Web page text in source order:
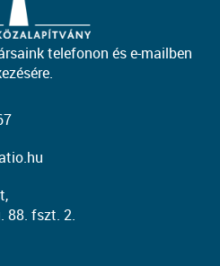
telefonon és e-mailben
88. fszt. 2.